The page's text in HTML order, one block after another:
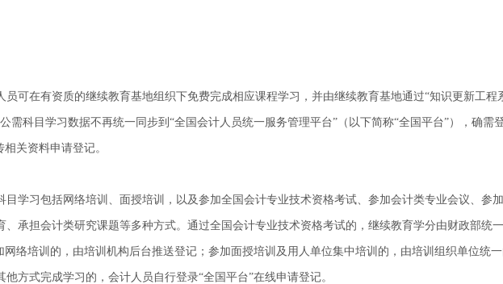
员可在有资质的继续教育基地组织下免费完成相应课程学习，并由继续教育基地通过“知识更新工程
需科目学习数据不再统一同步到“全国会计人员统一服务管理平台”（以下简称“全国平台”），确需
关资料申请登记。
目学习包括网络培训、面授培训，以及参加全国会计专业技术资格考试、参加会计类专业会议、参
、承担会计类研究课题等多种方式。通过全国会计专业技术资格考试的，继续教育学分由财政部统一
网络培训的，由培训机构后台推送登记；参加面授培训及用人单位集中培训的，由培训组织单位统
方式完成学习的，会计人员自行登录“全国平台”在线申请登记。